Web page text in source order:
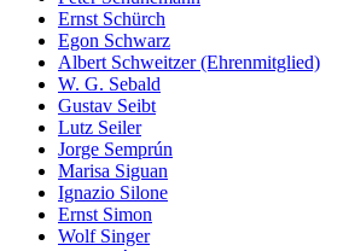
Ernst Schürch
Egon Schwarz
Albert Schweitzer (Ehrenmitglied)
W. G. Sebald
Gustav Seibt
Lutz Seiler
Jorge Semprún
Marisa Siguan
Ignazio Silone
Ernst Simon
Wolf Singer